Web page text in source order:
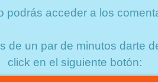
podrás acceder a los
de un par de minutos darte
click en el siguiente botón: